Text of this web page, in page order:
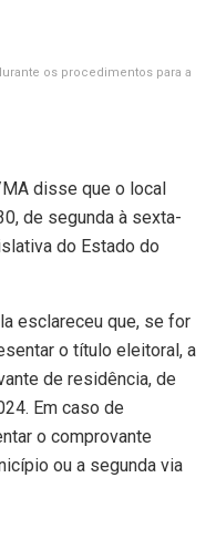
os procedimentos para a
disse que o local
de segunda à sexta-
do Estado do
esclareceu que, se for
o título eleitoral, a
de residência, de
Em caso de
o comprovante
ou a segunda via